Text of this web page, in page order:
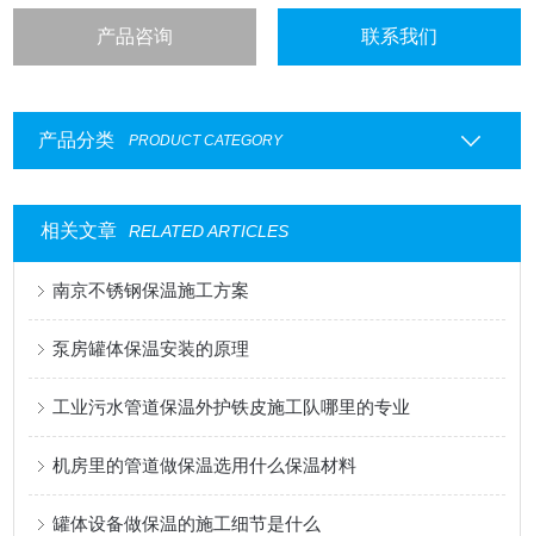
产品咨询 联系我们
产品分类 PRODUCT CATEGORY
相关文章 RELATED ARTICLES
南京不锈钢保温施工方案
泵房罐体保温安装的原理
工业污水管道保温外护铁皮施工队哪里的专业
机房里的管道做保温选用什么保温材料
罐体设备做保温的施工细节是什么